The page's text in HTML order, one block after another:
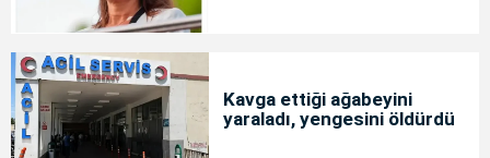
Kavga ettiği ağabeyini
yaraladı, yengesini öldürdü